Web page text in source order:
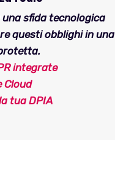
una sfida tecnologica
questi obblighi in una
integrate
Cloud
tua DPIA